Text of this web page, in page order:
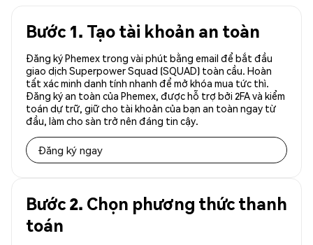
Bước 1. Tạo tài khoản an toàn
Đăng ký Phemex trong vài phút bằng email để bắt đầu
giao dịch Superpower Squad (SQUAD) toàn cầu. Hoàn
tất xác minh danh tính nhanh để mở khóa mua tức thì.
Đăng ký an toàn của Phemex, được hỗ trợ bởi 2FA và kiểm
toán dự trữ, giữ cho tài khoản của bạn an toàn ngay từ
đầu, làm cho sàn trở nên đáng tin cậy.
Đăng ký ngay
Bước 2. Chọn phương thức thanh
toán